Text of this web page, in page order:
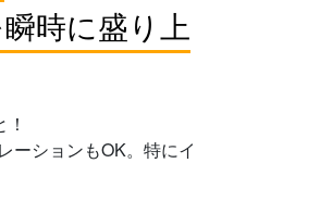
時に盛り上
ーションもOK。特にイ